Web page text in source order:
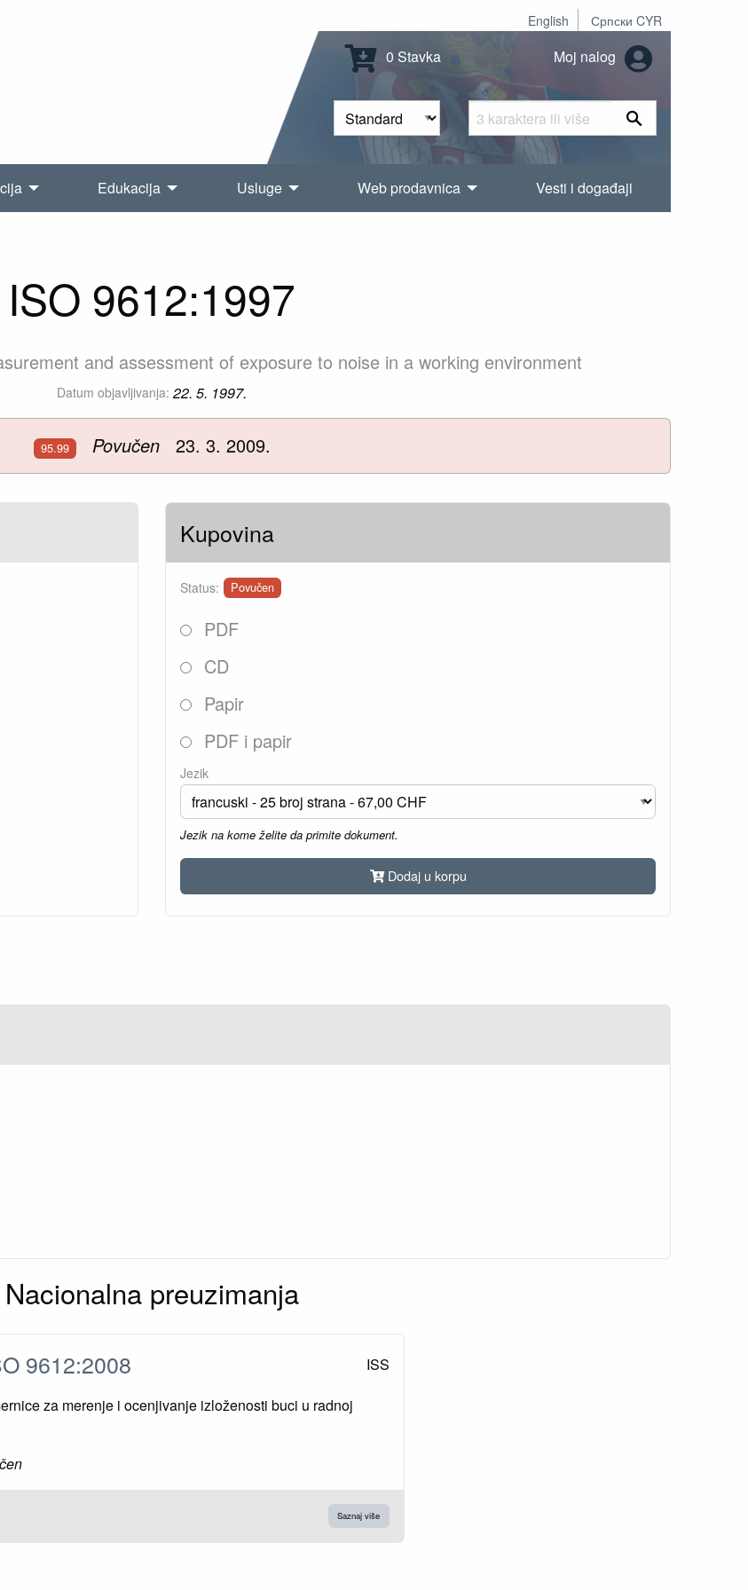
English Српски CYR
0 Stavka Moj nalog
Edukacija Usluge Web prodavnica Vesti i događaji
ISO 9612:1997
and assessment of exposure to noise in a working environment
Datum objavljivanja: 22. 5. 1997.
95.99 Povučen23. 3. 2009.
Kupovina
Status: Povučen
PDF
CD
Papir
PDF i papir
Jezik
Jezik na kome želite da primite dokument.
Dodaj u korpu
Nacionalna preuzimanja
9612:2008 ISS
za merenje i ocenjivanje izloženosti buci u radnoj
Saznaj više